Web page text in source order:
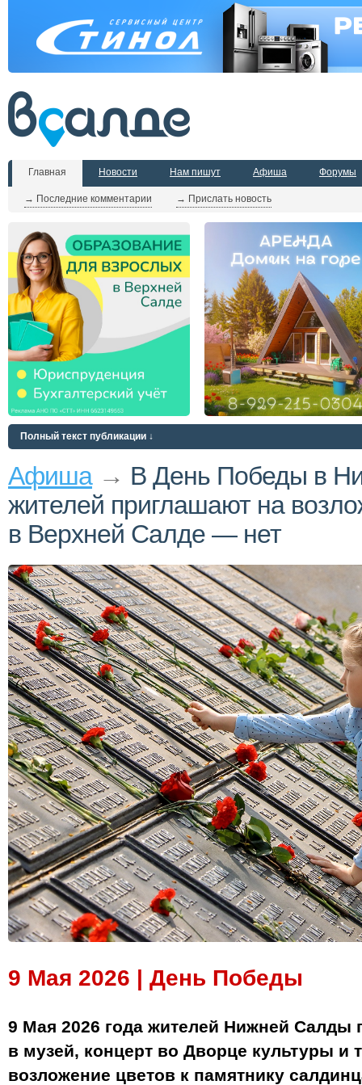
Главная
→ Последние комментарии → Прислать новость
Новости Нам пишут Афиша Форумы
Полный текст публикации ↓
Афиша→ В День Победы в
жителей приглашают на
в Верхней Салде — нет
9 Мая 2026 | День Победы
9 Мая 2026 года жителей Нижней Салды
в музей, концерт во Дворце культуры и
возложение цветов к памятнику